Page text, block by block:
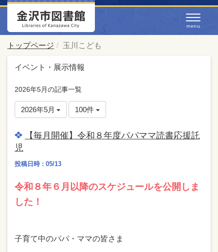
トップページ 玉川こども
イベント・展示情報
2026年5月の記事一覧
2026年5月 100件
【毎月開催】令和８年度パパママ読書応援託
児
投稿日時 : 05/13
令和８年６月以降のスケジュールを公開しま
した！
子育て中のパパ・ママの皆さま